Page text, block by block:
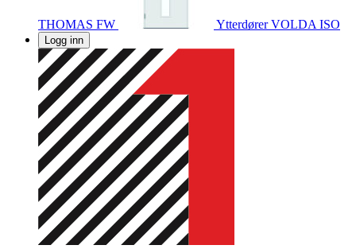
THOMAS FW YtterdørerVOLDA ISO
Logg inn